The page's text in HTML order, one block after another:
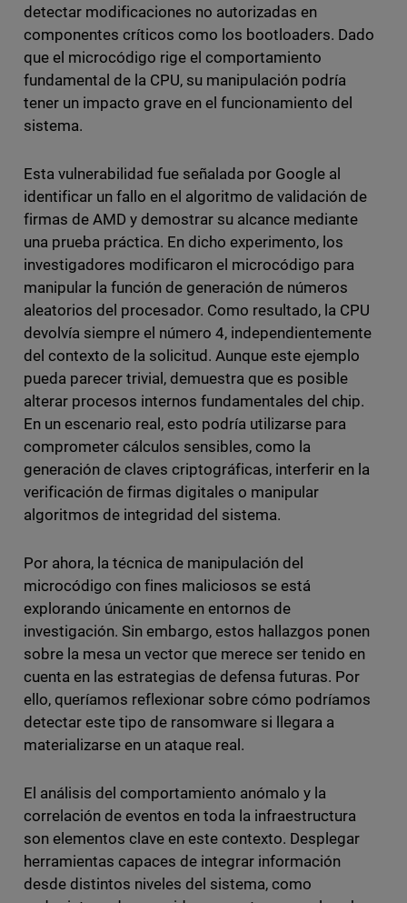
detectar modificaciones no autorizadas en
componentes críticos como los bootloaders. Dado
que el microcódigo rige el comportamiento
fundamental de la CPU, su manipulación podría
tener un impacto grave en el funcionamiento del
sistema.
Esta vulnerabilidad fue señalada por Google al
identificar un fallo en el algoritmo de validación de
firmas de AMD y demostrar su alcance mediante
una prueba práctica. En dicho experimento, los
investigadores modificaron el microcódigo para
manipular la función de generación de números
aleatorios del procesador. Como resultado, la CPU
devolvía siempre el número 4, independientemente
del contexto de la solicitud. Aunque este ejemplo
pueda parecer trivial, demuestra que es posible
alterar procesos internos fundamentales del chip.
En un escenario real, esto podría utilizarse para
comprometer cálculos sensibles, como la
generación de claves criptográficas, interferir en la
verificación de firmas digitales o manipular
algoritmos de integridad del sistema.
Por ahora, la técnica de manipulación del
microcódigo con fines maliciosos se está
explorando únicamente en entornos de
investigación. Sin embargo, estos hallazgos ponen
sobre la mesa un vector que merece ser tenido en
cuenta en las estrategias de defensa futuras. Por
ello, queríamos reflexionar sobre cómo podríamos
detectar este tipo de ransomware si llegara a
materializarse en un ataque real.
El análisis del comportamiento anómalo y la
correlación de eventos en toda la infraestructura
son elementos clave en este contexto. Desplegar
herramientas capaces de integrar información
desde distintos niveles del sistema, como